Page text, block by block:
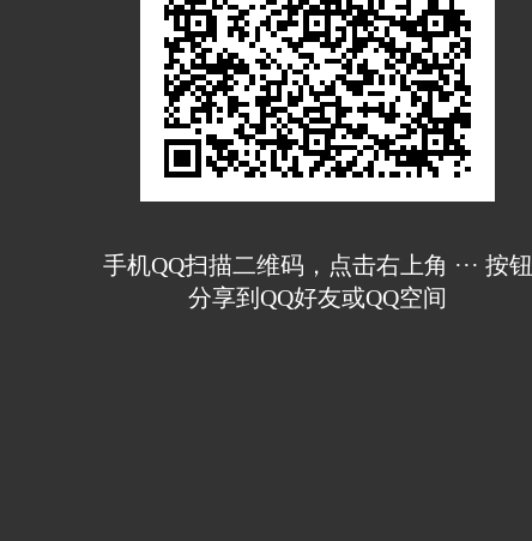
手机QQ扫描二维码，点击右上角 ··· 按钮
分享到QQ好友或QQ空间